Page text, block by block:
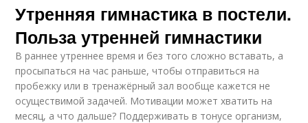
Утренняя гимнастика в постели.
Польза утренней гимнастики
В раннее утреннее время и без того сложно вставать, а
просыпаться на час раньше, чтобы отправиться на
пробежку или в тренажёрный зал вообще кажется не
осуществимой задачей. Мотивации может хватить на
месяц, а что дальше? Поддерживать в тонусе организм,